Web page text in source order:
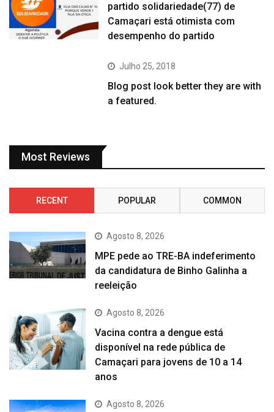
partido solidariedade(77) de
Camaçari está otimista com
desempenho do partido
Julho 25, 2018
Blog post look better they are with
a featured.
Most Reviews
RECENT POPULAR COMMON
Agosto 8, 2026
MPE pede ao TRE-BA indeferimento
da candidatura de Binho Galinha a
reeleição
Agosto 8, 2026
Vacina contra a dengue está
disponível na rede pública de
Camaçari para jovens de 10 a 14
anos
Agosto 8, 2026